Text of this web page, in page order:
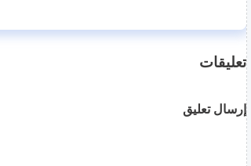
تعليقات
إرسال تعليق